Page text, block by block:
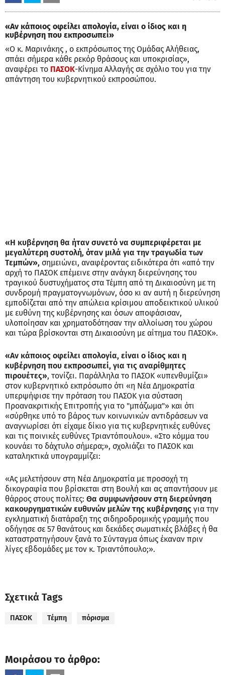
«Αν κάποιος οφείλει απολογία, είναι ο ίδιος και η
κυβέρνηση που εκπροσωπεί»
«Ο κ. Μαρινάκης , ο εκπρόσωπος της Ομάδας Αλήθειας,
σπάει σήμερα κάθε ρεκόρ θράσους και υποκρισίας»,
αναφέρει το ΠΑΣΟΚ-Κίνημα Αλλαγής σε σχόλιο του για την
απάντηση του κυβερνητικού εκπροσώπου.
«Η κυβέρνηση θα ήταν συνετό να συμπεριφέρεται με
μεγαλύτερη συστολή, όταν μιλά για την τραγωδία των
Τεμπών», σημειώνει, αναφέροντας ειδικότερα ότι «από την
αρχή το ΠΑΣΟΚ επέμεινε στην ανάγκη διερεύνησης του
τραγικού δυστυχήματος στα Τέμπη από τη Δικαιοσύνη με τη
συνδρομή πραγματογνωμόνων, όσο κι αν αυτή η διερεύνηση
εμποδίζεται από την απώλεια κρίσιμου αποδεικτικού υλικού
με ευθύνη της κυβέρνησης και όσων αποφάσισαν,
υλοποίησαν και χρηματοδότησαν την αλλοίωση του χώρου
και τώρα βρίσκονται στη Δικαιοσύνη με αίτημα του ΠΑΣΟΚ».
«Αν κάποιος οφείλει απολογία, είναι ο ίδιος και η
κυβέρνηση που εκπροσωπεί, για τις αναρίθμητες
πιρουέτες», τονίζει. Παράλληλα το ΠΑΣΟΚ «υπενθυμίζει»
στον κυβερνητικό εκπρόσωπο ότι «η Νέα Δημοκρατία
υπερψήφισε την πρόταση του ΠΑΣΟΚ για σύσταση
Προανακριτικής Επιτροπής για το "μπάζωμα"» και ότι
«σύρθηκε υπό το βάρος των κοινωνικών αντιδράσεων να
αναγνωρίσει ότι είχαμε δίκιο για τις κυβερνητικές ευθύνες
και τις ποινικές ευθύνες Τριαντόπουλου». «Στο κόμμα του
κουνάει το δάχτυλο σήμερα;», σχολιάζει το ΠΑΣΟΚ και
καταληκτικά υπογραμμίζει:
«Ας μελετήσουν στη Νέα Δημοκρατία με προσοχή τη
δικογραφία που βρίσκεται στη Βουλή και ας απαντήσουν με
θάρρος στους πολίτες: Θα συμφωνήσουν στη διερεύνηση
κακουργηματικών ευθυνών μελών της κυβέρνησης για την
εγκληματική διατάραξη της σιδηροδρομικής γραμμής που
οδήγησε σε 57 θανάτους και δεκάδες σωματικές βλάβες ή θα
καταστρατηγήσουν ξανά το Σύνταγμα όπως έκαναν πριν
λίγες εβδομάδες με τον κ. Τριαντόπουλο;».
Σχετικά Tags
ΠΑΣΟΚ Τέμπη πόρισμα
Μοιράσου το άρθρο: